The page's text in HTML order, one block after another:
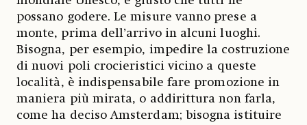
possano godere. Le misure vanno prese a
monte, prima dell’arrivo in alcuni luoghi.
Bisogna, per esempio, impedire la costruzione
di nuovi poli crocieristici vicino a queste
località, è indispensabile fare promozione in
maniera più mirata, o addirittura non farla,
come ha deciso Amsterdam; bisogna istituire